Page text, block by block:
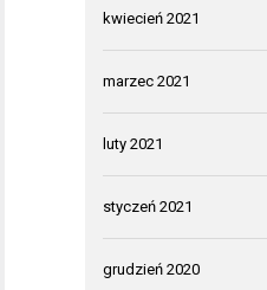
kwiecień 2021
marzec 2021
luty 2021
styczeń 2021
grudzień 2020